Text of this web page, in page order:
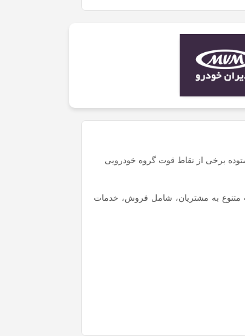
برخی از نقاط قوت گروه خودرویی
متنوع به مشتریان، شامل فروش، خدمات